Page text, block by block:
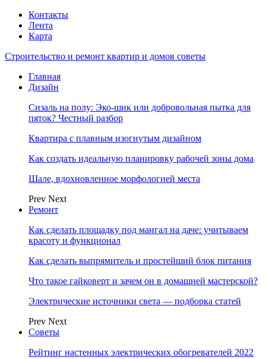
Контакты
Лента
Карта
Строительство и ремонт квартир и домов советы
Главная
Дизайн
Сизаль на полу: Эко-шик или добровольная пытка для
пяток? Честный разбор
Квартира с плавным изогнутым дизайном
Как создать идеальную планировку рабочей зоны дома
Шале, вдохновленное морфологией места
Prev Next
Ремонт
Как сделать площадку под мангал на даче: учитываем
красоту и функционал
Как сделать выпрямитель и простейший блок питания
Что такое гайковерт и зачем он в домашней мастерской?
Электрические источники света — подборка статей
Prev Next
Советы
Рейтинг настенных электрических обогревателей 2022